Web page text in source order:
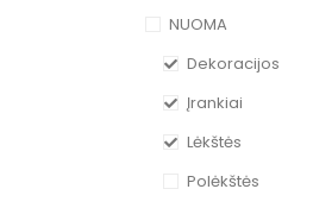
NUOMA
Dekoracijos
Įrankiai
Lėkštės
Polėkštės